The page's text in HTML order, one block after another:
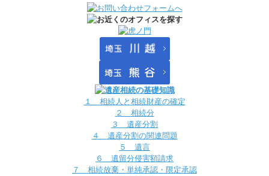
１ 相続人と相続財産の確定
２ 相続分
３ 遺産分割
４ 遺産分割の関連問題
５ 遺言
６ 遺留分侵害額請求
７ 相続放棄・単純承認・限定承認